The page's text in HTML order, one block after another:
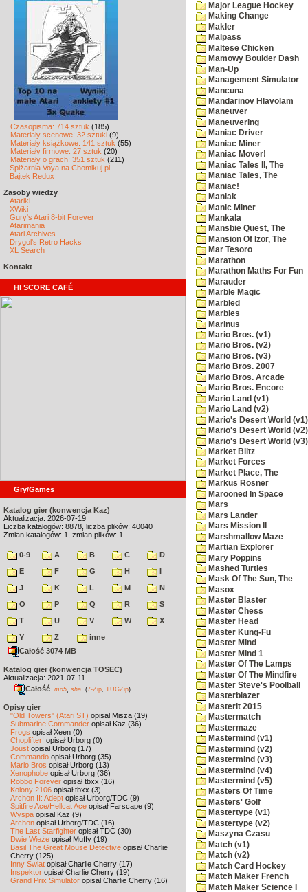
Czasopisma: 714 sztuk (185)
Materiały scenowe: 32 sztuki (9)
Materiały książkowe: 141 sztuk (55)
Materiały firmowe: 27 sztuk (20)
Materiały o grach: 351 sztuk (211)
Spiżarnia Voya na Chomikuj.pl
Bajtek Redux
Zasoby wiedzy
Atariki
XWiki
Gury's Atari 8-bit Forever
Atarimania
Atari Archives
Drygol's Retro Hacks
XL Search
Kontakt
HI SCORE CAFÉ
Gry/Games
Katalog gier (konwencja Kaz)
Aktualizacja: 2026-07-19
Liczba katalogów: 8878, liczba plików: 40040
Zmian katalogów: 1, zmian plików: 1
0-9 A B C
D
E
F G H
I
J
K L M
N
O
P Q R
S
T
U V W
X
Y
Z
inne
Całość 3074 MB
Katalog gier (konwencja TOSEC)
Aktualizacja: 2021-07-11
Całość md5 sha (7-Zip TUGZip)
Opisy gier
"Old Towers" (Atari ST) opisał Misza (19)
Submarine Commander opisał Kaz (36)
Frogs opisał Xeen (0)
Choplifter! opisał Urborg (0)
Joust opisał Urborg (17)
Commando opisał Urborg (35)
Mario Bros opisał Urborg (13)
Xenophobe opisał Urborg (36)
Robbo Forever opisał tbxx (16)
Kolony 2106 opisał tbxx (3)
Archon II: Adept opisał Urborg/TDC (9)
Spitfire Ace/Hellcat Ace opisał Farscape (9)
Wyspa opisał Kaz (9)
Archon opisał Urborg/TDC (16)
The Last Starfighter opisał TDC (30)
Dwie Wieże opisał Muffy (19)
Basil The Great Mouse Detective opisał Charlie
Cherry (125)
Inny Świat opisał Charlie Cherry (17)
Inspektor opisał Charlie Cherry (19)
Grand Prix Simulator opisał Charlie Cherry (16)
Major League Hockey
Making Change
Makler
Malpass
Maltese Chicken
Mamowy Boulder Dash
Man-Up
Management Simulator
Mancuna
Mandarinov Hlavolam
Maneuver
Maneuvering
Maniac Driver
Maniac Miner
Maniac Mover!
Maniac Tales II, The
Maniac Tales, The
Maniac!
Maniak
Manic Miner
Mankala
Mansbie Quest, The
Mansion Of Izor, The
Mar Tesoro
Marathon
Marathon Maths For Fun
Marauder
Marble Magic
Marbled
Marbles
Marinus
Mario Bros. (v1)
Mario Bros. (v2)
Mario Bros. (v3)
Mario Bros. 2007
Mario Bros. Arcade
Mario Bros. Encore
Mario Land (v1)
Mario Land (v2)
Mario's Desert World (v1)
Mario's Desert World (v2)
Mario's Desert World (v3)
Market Blitz
Market Forces
Market Place, The
Markus Rosner
Marooned In Space
Mars
Mars Lander
Mars Mission II
Marshmallow Maze
Martian Explorer
Mary Poppins
Mashed Turtles
Mask Of The Sun, The
Masox
Master Blaster
Master Chess
Master Head
Master Kung-Fu
Master Mind
Master Mind 1
Master Of The Lamps
Master Of The Mindfire
Master Steve's Poolball
Masterblazer
Masterit 2015
Mastermatch
Mastermaze
Mastermind (v1)
Mastermind (v2)
Mastermind (v3)
Mastermind (v4)
Mastermind (v5)
Masters Of Time
Masters' Golf
Mastertype (v1)
Mastertype (v2)
Maszyna Czasu
Match (v1)
Match (v2)
Match Card Hockey
Match Maker French
Match Maker Science I